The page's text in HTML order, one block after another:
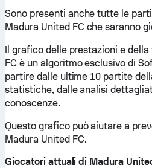
Sono presenti anche tutte le
Madura United FC che saranno
Il grafico delle prestazioni e
FC è un algoritmo esclusivo di
partire dalle ultime 10 partite
statistiche, dalle analisi
conoscenze.
Questo grafico può aiutare a
Madura United FC.
Giocatori attuali di Madura